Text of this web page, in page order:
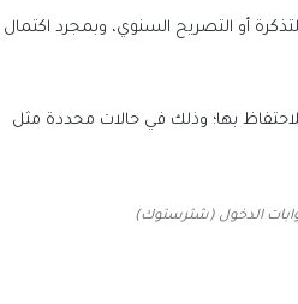
أو التصريح السنوي، وبمجرد اكتمال
هناك حاجة قانونية للاحتفاظ بها؛ وذلك في حالات محددة مثل
بوابات الدخول (شترستوك)